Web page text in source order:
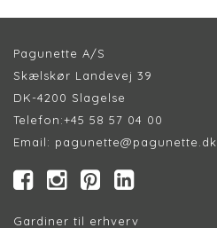
Pagunette A/S
Skælskør Landevej 39
DK-4200 Slagelse
Telefon:+45 58 57 04 00
Email: pagunette@pagunette.dk
Gardiner til erhverv